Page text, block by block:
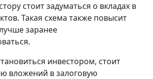
стоит задуматься о вкладах в
Такая схема также повысит
заранее
инвестором, стоит
вложений в залоговую